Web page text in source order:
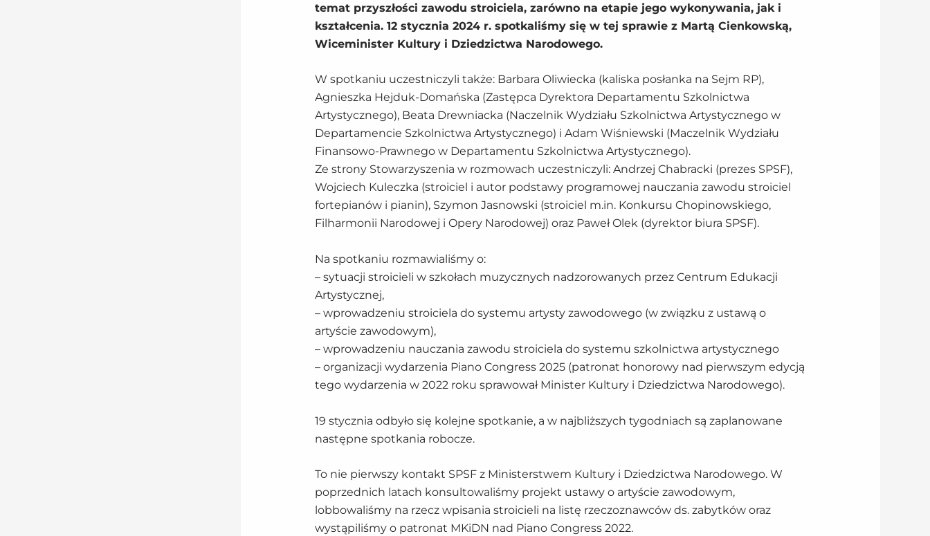
temat przyszłości zawodu stroiciela, zarówno na etapie jego wykonywania, jak i
kształcenia. 12 stycznia 2024 r. spotkaliśmy się w tej sprawie z Martą Cienkowską,
Wiceminister Kultury i Dziedzictwa Narodowego.
W spotkaniu uczestniczyli także: Barbara Oliwiecka (kaliska posłanka na Sejm RP),
Agnieszka Hejduk-Domańska (Zastępca Dyrektora Departamentu Szkolnictwa
Artystycznego), Beata Drewniacka (Naczelnik Wydziału Szkolnictwa Artystycznego w
Departamencie Szkolnictwa Artystycznego) i Adam Wiśniewski (Maczelnik Wydziału
Finansowo-Prawnego w Departamentu Szkolnictwa Artystycznego).
Ze strony Stowarzyszenia w rozmowach uczestniczyli: Andrzej Chabracki (prezes SPSF),
Wojciech Kuleczka (stroiciel i autor podstawy programowej nauczania zawodu stroiciel
fortepianów i pianin), Szymon Jasnowski (stroiciel m.in. Konkursu Chopinowskiego,
Filharmonii Narodowej i Opery Narodowej) oraz Paweł Olek (dyrektor biura SPSF).
Na spotkaniu rozmawialiśmy o:
– sytuacji stroicieli w szkołach muzycznych nadzorowanych przez Centrum Edukacji
Artystycznej,
– wprowadzeniu stroiciela do systemu artysty zawodowego (w związku z ustawą o
artyście zawodowym),
– wprowadzeniu nauczania zawodu stroiciela do systemu szkolnictwa artystycznego
– organizacji wydarzenia Piano Congress 2025 (patronat honorowy nad pierwszym edycją
tego wydarzenia w 2022 roku sprawował Minister Kultury i Dziedzictwa Narodowego).
19 stycznia odbyło się kolejne spotkanie, a w najbliższych tygodniach są zaplanowane
następne spotkania robocze.
To nie pierwszy kontakt SPSF z Ministerstwem Kultury i Dziedzictwa Narodowego. W
poprzednich latach konsultowaliśmy projekt ustawy o artyście zawodowym,
lobbowaliśmy na rzecz wpisania stroicieli na listę rzeczoznawców ds. zabytków oraz
wystąpiliśmy o patronat MKiDN nad Piano Congress 2022.